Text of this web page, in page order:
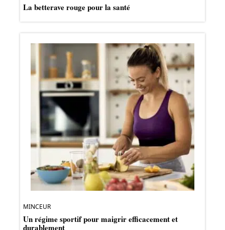
La betterave rouge pour la santé
MINCEUR
Un régime sportif pour maigrir efficacement et
durablement